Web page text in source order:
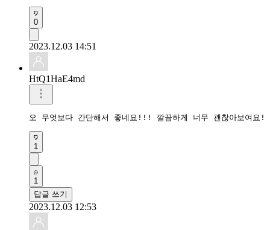
0
2023.12.03 14:51
HtQ1HaE4md
오 무엇보다 간단해서 좋네요!!! 깔끔하게 너무 괜찮아보여요!
1
1
답글 쓰기
2023.12.03 12:53